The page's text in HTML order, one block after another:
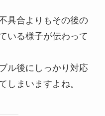
具合よりもその後の
いる様子が伝わって
ル後にしっかり対応
しまいますよね。